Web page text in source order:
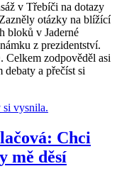
v Třebíči na dotazy
otázky na blížící
bloků v Jaderné
z prezidentství.
zodpověděl asi
debaty a přečíst si
Chci
mě děsí